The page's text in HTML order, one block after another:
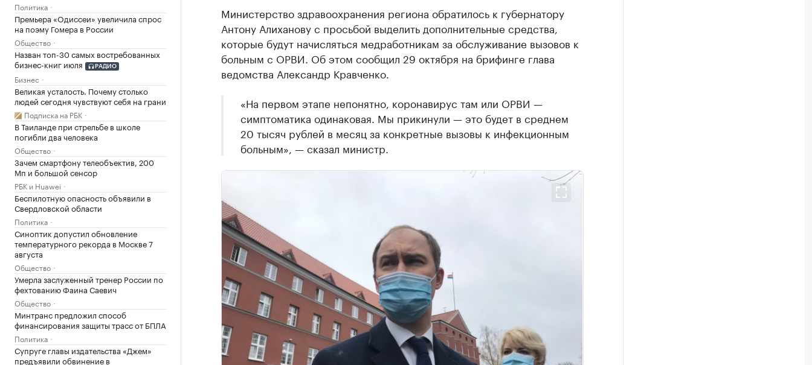
Политика
Премьера «Одиссеи» увеличила спрос
на поэму Гомера в России
Общество
Назван топ-30 самых востребованных
бизнес-книг июля
РАДИО
Бизнес
Великая усталость. Почему столько
людей сегодня чувствуют себя на грани
Подписка на РБК
В Таиланде при стрельбе в школе
погибли два человека
Общество
Зачем смартфону телеобъектив, 200
Мп и большой сенсор
РБК и Huawei
Беспилотную опасность объявили в
Свердловской области
Политика
Синоптик допустил обновление
температурного рекорда в Москве 7
августа
Общество
Умерла заслуженный тренер России по
фехтованию Фаина Саевич
Общество
Минтранс предложил способ
финансирования защиты трасс от БПЛА
Политика
Супруге главы издательства «Джем»
предъявили обвинение в
Министерство здравоохранения региона обратилось к губернатору
Антону Алиханову с просьбой выделить дополнительные средства,
которые будут начисляться медработникам за обслуживание вызовов к
больным с ОРВИ. Об этом сообщил 29 октября на брифинге глава
ведомства Александр Кравченко.
«На первом этапе непонятно, коронавирус там или ОРВИ —
симптоматика одинаковая. Мы прикинули — это будет в среднем
20 тысяч рублей в месяц за конкретные вызовы к инфекционным
больным», — сказал министр.